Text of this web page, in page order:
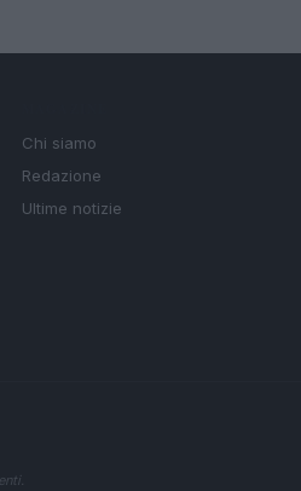
Chi siamo
Redazione
Ultime notizie